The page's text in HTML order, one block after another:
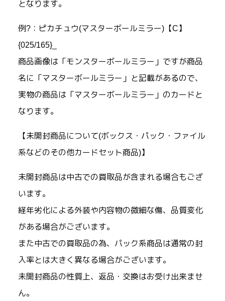
となります。
例?：ピカチュウ(マスターボールミラー)【C】
{025/165}_
商品画像は「モンスターボールミラー」ですが商品
名に「マスターボールミラー」と記載があるので、
実物の商品は「マスターボールミラー」のカードと
なります。
【未開封商品について(ボックス・パック・ファイル
系などのその他カードセット商品)】
未開封商品は中古での買取品が含まれる場合もござ
います。
経年劣化による外装や内容物の微細な傷、品質変化
がある場合がございます。
また中古での買取品の為、パック系商品は通常の封
入率とは大きく異なる場合がございます。
未開封商品の性質上、返品・交換はお受け出来ませ
ん。